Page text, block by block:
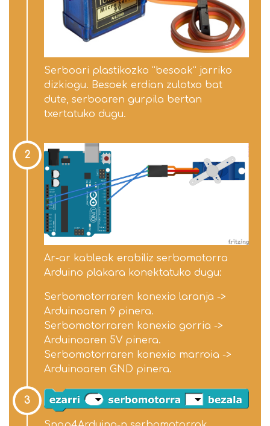
Serboari plastikozko “besoak” jarriko
dizkiogu. Besoek erdian zulotxo bat
dute, serboaren gurpila bertan
txertatuko dugu.
2
Ar-ar kableak erabiliz serbomotorra
Arduino plakara konektatuko dugu:
Serbomotorraren konexio laranja ->
Arduinoaren 9 pinera.
Serbomotorraren konexio gorria ->
Arduinoaren 5V pinera.
Serbomotorraren konexio marroia ->
Arduinoaren GND pinera.
3